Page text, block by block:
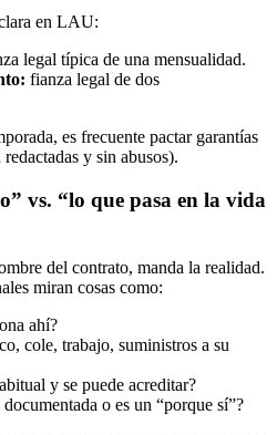
en LAU:
legal típica de una mensualidad.
fianza legal de dos
es frecuente pactar garantías
y sin abusos).
vs. “lo que pasa en la vida
del contrato, manda la realidad.
miran cosas como:
ahí?
cole, trabajo, suministros a su
y se puede acreditar?
o es un “porque sí”?